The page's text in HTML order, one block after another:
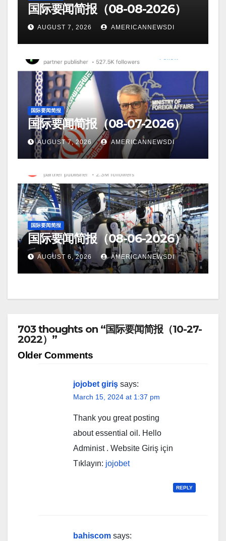
国际要闻简报（08-08-2026）
AUGUST 7, 2026 AMERICANNEWSDI
国际要闻简报
国际要闻简报（08-07-2026）
AUGUST 7, 2026 AMERICANNEWSDI
国际要闻简报
国际要闻简报（08-06-2026）
AUGUST 6, 2026 AMERICANNEWSDI
703 thoughts on “国际要闻简报（10-27-
2022）”
Comment
Older Comments
jojobet giriş says:
March 15, 2024 at 1:37 pm
Thank you great posting
about essential oil. Hello
Administ . Website Giriş için
Tıklayın: jojobet
REPLY
bahiscom says: